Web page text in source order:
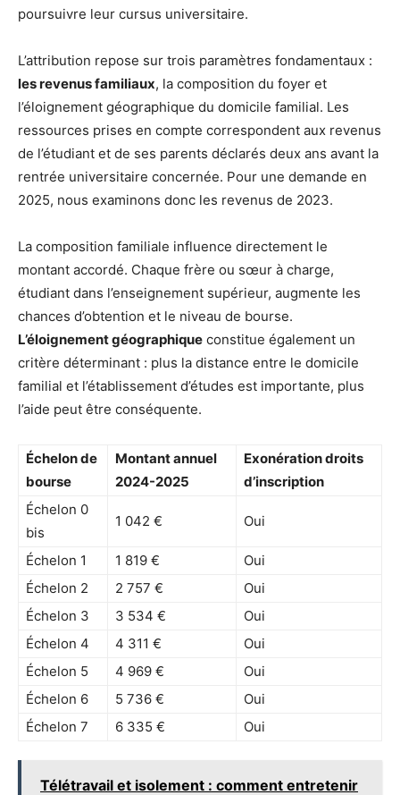
poursuivre leur cursus universitaire.
L’attribution repose sur trois paramètres fondamentaux :
les revenus familiaux, la composition du foyer et
l’éloignement géographique du domicile familial. Les
ressources prises en compte correspondent aux revenus
de l’étudiant et de ses parents déclarés deux ans avant la
rentrée universitaire concernée. Pour une demande en
2025, nous examinons donc les revenus de 2023.
La composition familiale influence directement le
montant accordé. Chaque frère ou sœur à charge,
étudiant dans l’enseignement supérieur, augmente les
chances d’obtention et le niveau de bourse.
L’éloignement géographique constitue également un
critère déterminant : plus la distance entre le domicile
familial et l’établissement d’études est importante, plus
l’aide peut être conséquente.
Échelon de
bourse
Montant annuel
2024-2025
Exonération droits
d’inscription
Échelon 0
bis
1 042 € Oui
Échelon 1 1 819 €
Oui
Échelon 2
2 757 €
Oui
Échelon 3
3 534 €
Oui
Échelon 4
4 311 €
Oui
Échelon 5
4 969 €
Oui
Échelon 6
5 736 €
Oui
Échelon 7
6 335 € Oui
Télétravail et isolement : comment entretenir